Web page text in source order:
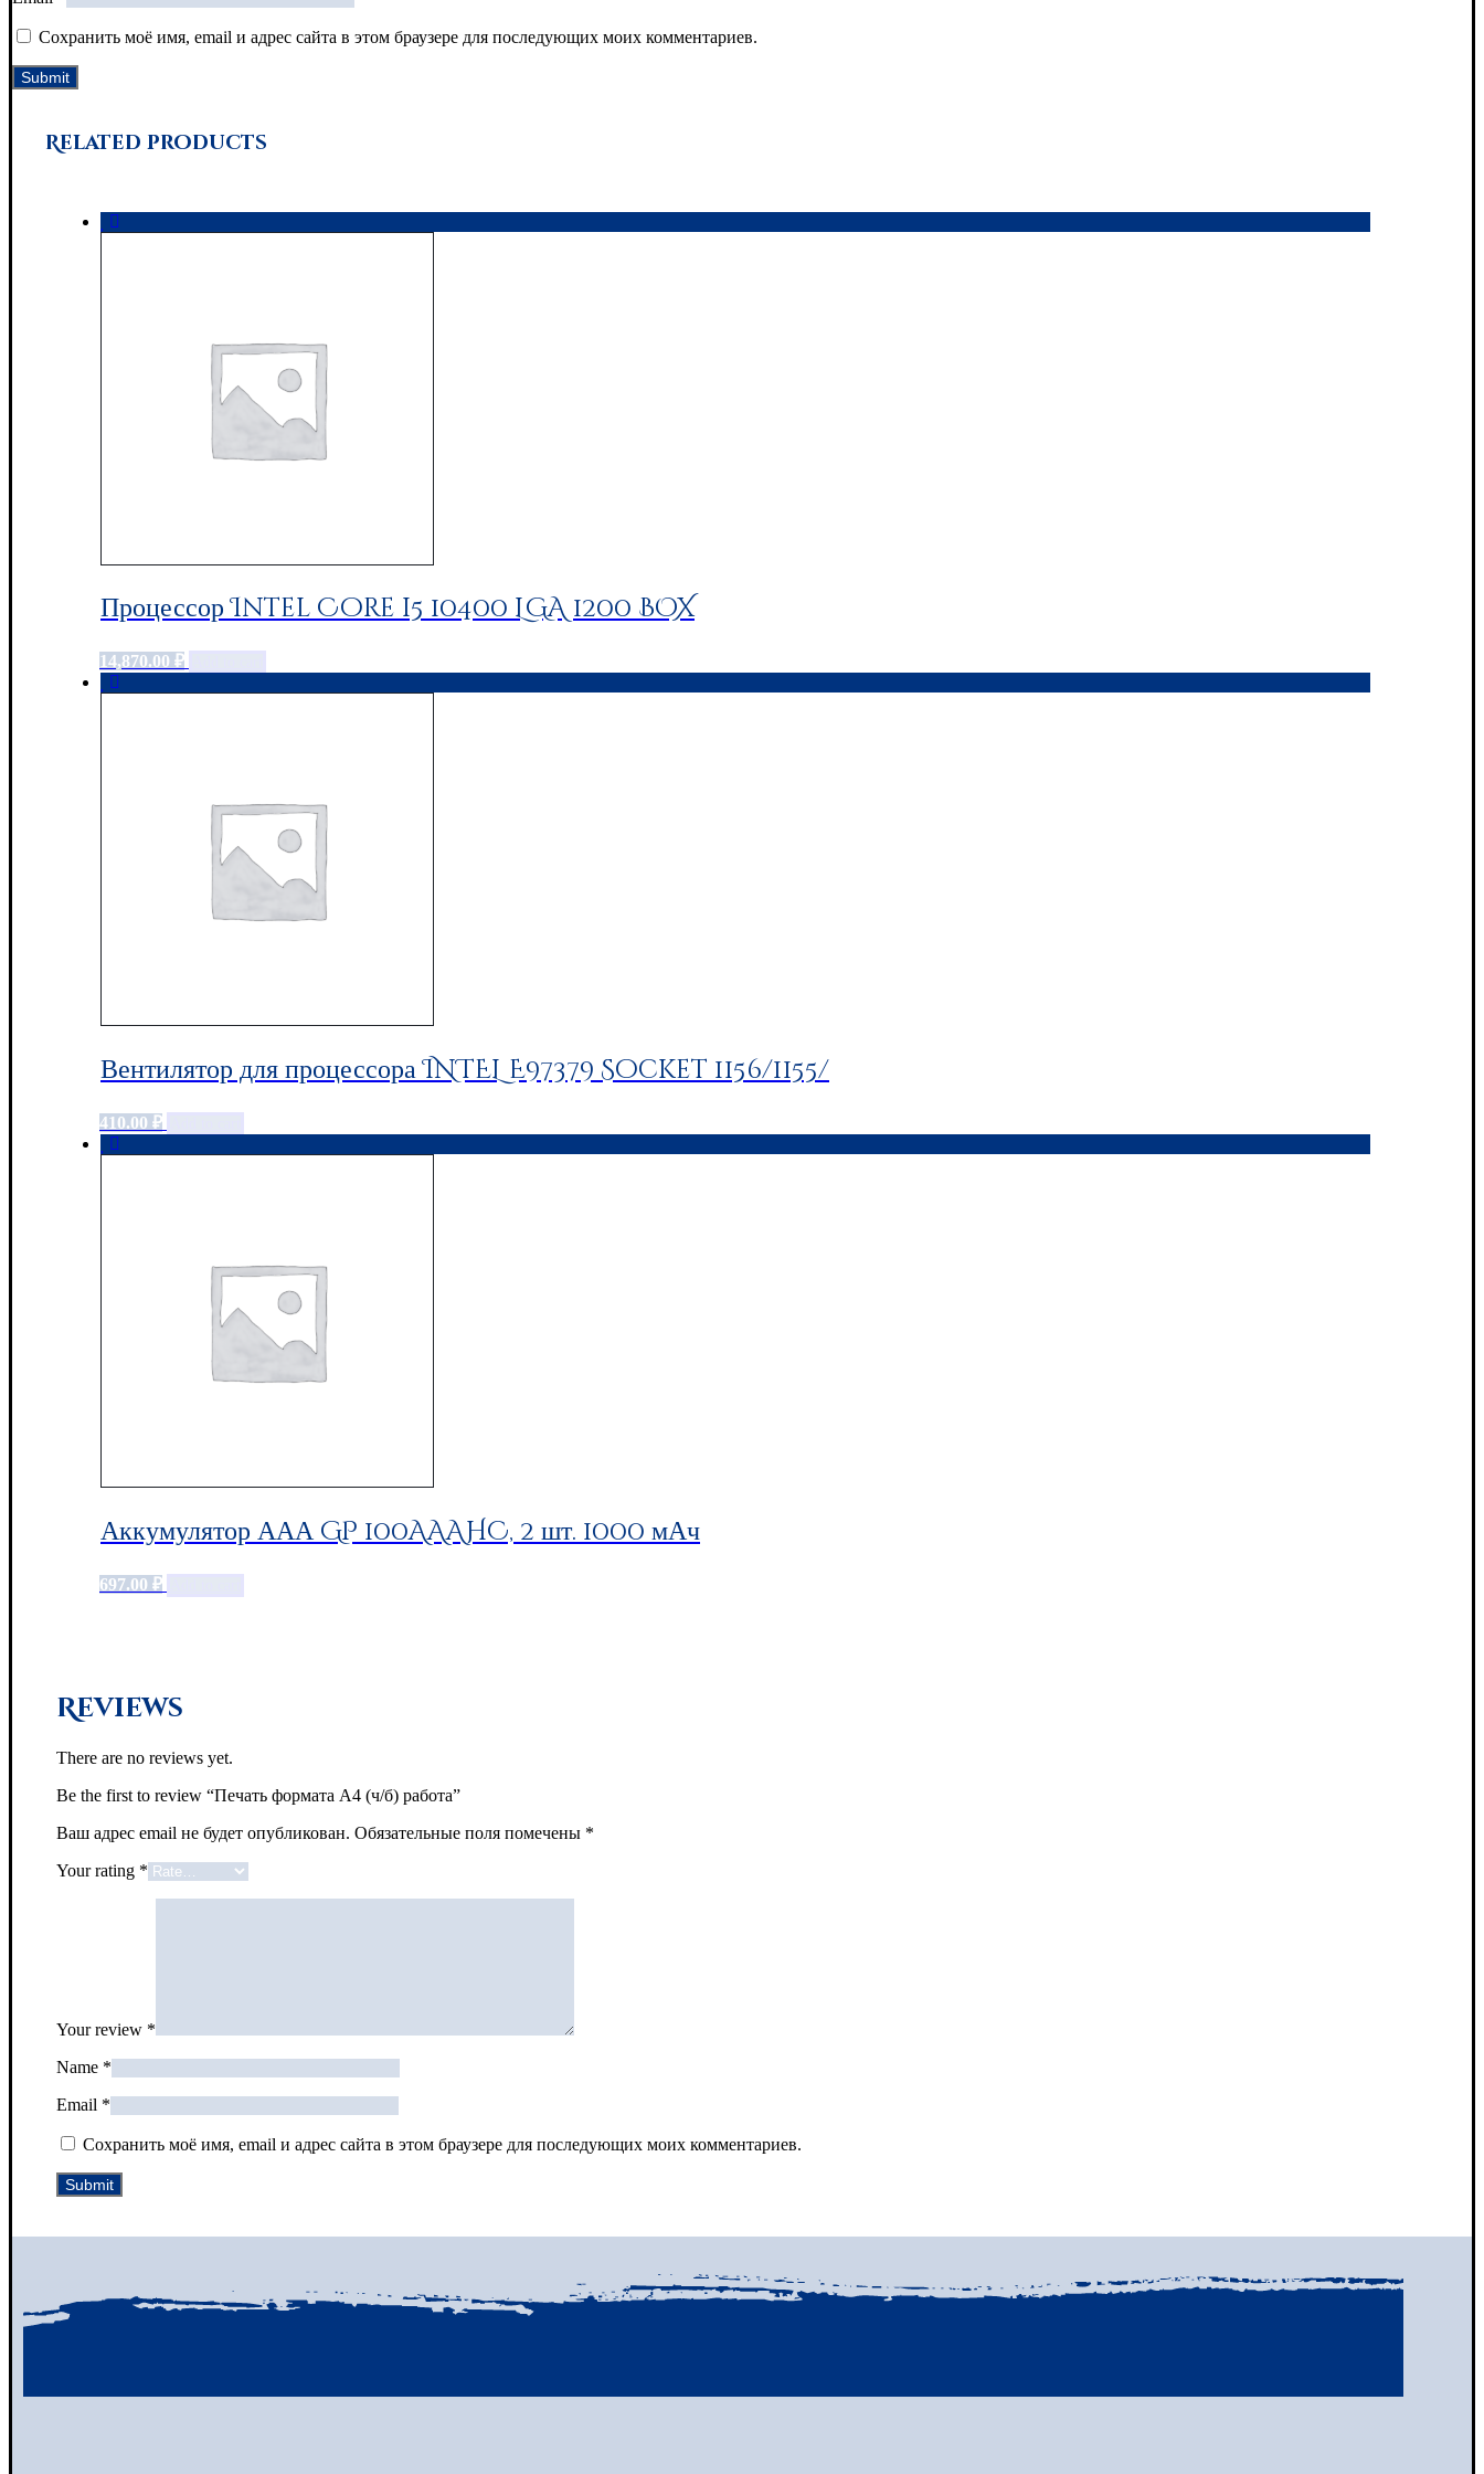
Сохранить моё имя, email и адрес сайта в этом браузере для последующих моих комментариев.
Related products
Процессор Intel Core i5 10400 LGA 1200 BOX
14,870.00 ₽
Вентилятор для процессора INTEL E97379 Socket 1156/1155/
410.00 ₽
Аккумулятор ААА GP 100AAAHC, 2 шт. 1000 мАч
697.00 ₽
Reviews
There are no reviews yet.
Be the first to review “Печать формата А4 (ч/б) работа”
Ваш адрес email не будет опубликован. Обязательные поля помечены *
Your rating *
Your review *
Name *
Email *
Сохранить моё имя, email и адрес сайта в этом браузере для последующих моих комментариев.